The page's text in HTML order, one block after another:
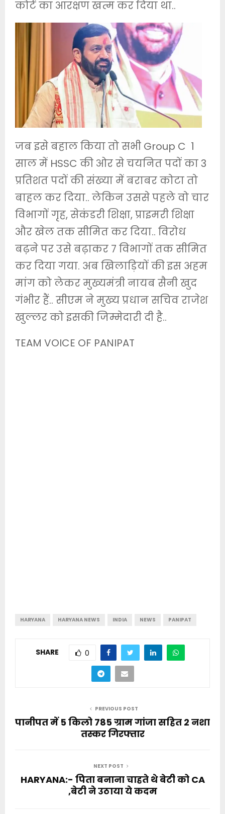
कोर्ट का आरक्षण खत्म कर दिया था..
जब इसे बहाल किया तो सभी Group C 1
साल में HSSC की ओर से चयनित पदों का 3
प्रतिशत पदों की संख्या में बराबर कोटा तो
बाहल कर दिया.. लेकिन उससे पहले वो चार
विभागों गृह, सेकंडरी शिक्षा, प्राइमरी शिक्षा
और खेल तक सीमित कर दिया.. विरोध
बढ़ने पर उसे बढ़ाकर 7 विभागों तक सीमित
कर दिया गया. अब खिलाड़ियों की इस अहम
मांग को लेकर मुख्यमंत्री नायब सैनी खुद
गंभीर हैं.. सीएम ने मुख्य प्रधान सचिव राजेश
खुल्लर को इसकी जिम्मेदारी दी है..
TEAM VOICE OF PANIPAT
HARYANA HARYANA NEWS INDIA NEWS PANIPAT
SHARE 0
PREVIOUS POST
पानीपत में 5 किलो 785 ग्राम गांजा सहित 2 नशा
तस्कर गिरफ्तार
NEXT POST
HARYANA:- पिता बनाना चाहते थे बेटी को CA
,बेटी ने उठाया ये कदम